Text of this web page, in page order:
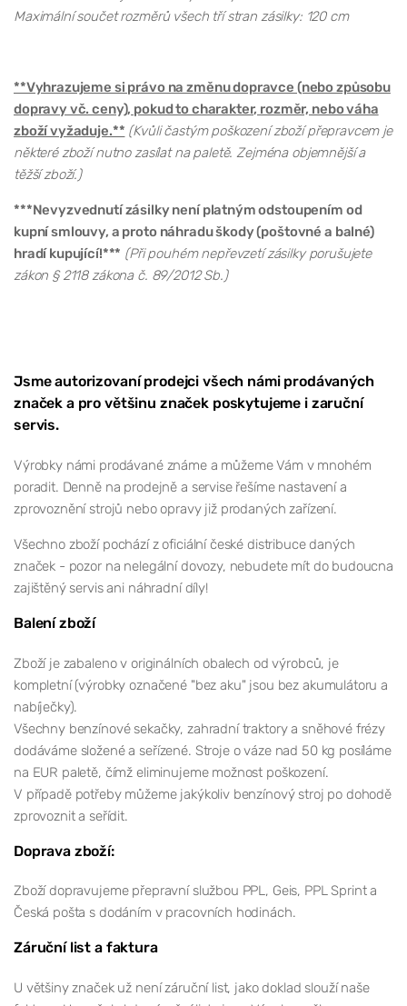
Maximální součet rozměrů všech tří stran zásilky: 120 cm
**Vyhrazujeme si právo na změnu dopravce (nebo způsobu
dopravy vč. ceny), pokud to charakter, rozměr, nebo váha
zboží vyžaduje.** (Kvůli častým poškození zboží přepravcem je
některé zboží nutno zasílat na paletě. Zejména objemnější a
těžší zboží.)
***Nevyzvednutí zásilky není platným odstoupením od
kupní smlouvy, a proto náhradu škody (poštovné a balné)
hradí kupující!*** (Při pouhém nepřevzetí zásilky porušujete
zákon § 2118 zákona č. 89/2012 Sb.)
Jsme autorizovaní prodejci všech námi prodávaných
značek a pro většinu značek poskytujeme i zaruční
servis.
Výrobky námi prodávané známe a můžeme Vám v mnohém
poradit. Denně na prodejně a servise řešíme nastavení a
zprovoznění strojů nebo opravy již prodaných zařízení.
Všechno zboží pochází z oficiální české distribuce daných
značek - pozor na nelegální dovozy, nebudete mít do budoucna
zajištěný servis ani náhradní díly!
Balení zboží
Zboží je zabaleno v originálních obalech od výrobců, je
kompletní (výrobky označené "bez aku" jsou bez akumulátoru a
nabíječky).
Všechny benzínové sekačky, zahradní traktory a sněhové frézy
dodáváme složené a seřízené. Stroje o váze nad 50 kg posíláme
na EUR paletě, čímž eliminujeme možnost poškození.
V případě potřeby můžeme jakýkoliv benzínový stroj po dohodě
zprovoznit a seřídit.
Doprava zboží:
Zboží dopravujeme přepravní službou PPL, Geis, PPL Sprint a
Česká pošta s dodáním v pracovních hodinách.
Záruční list a faktura
U většiny značek už není záruční list, jako doklad slouží naše